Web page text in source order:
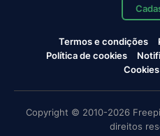
Termos e condições
Política de cookies
Copyright © 2010-2026
direitos